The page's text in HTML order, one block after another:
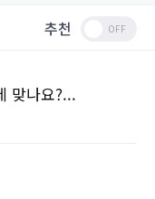
추천
맞나요?...